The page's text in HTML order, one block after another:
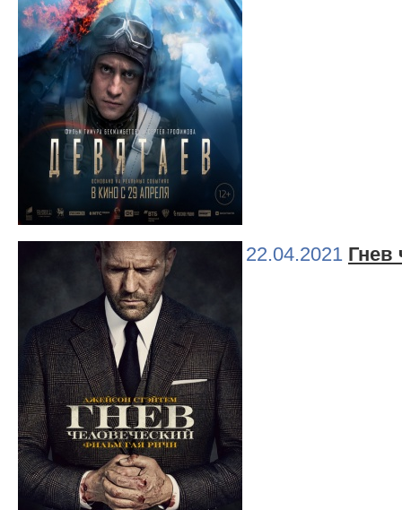
22.04.2021 Гнев